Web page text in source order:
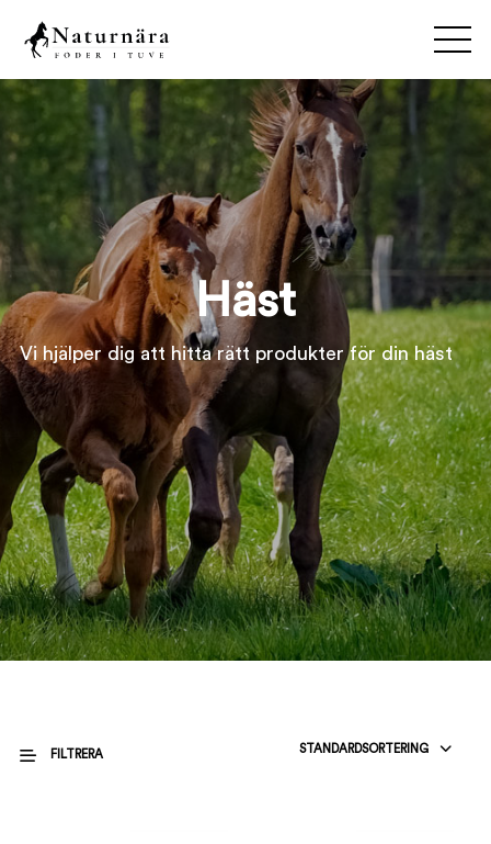
Häst
Vi hjälper dig att hitta rätt produkter för din häst
FILTRERA STANDARDSORTERING